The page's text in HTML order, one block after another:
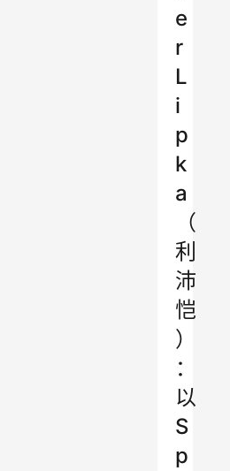
e
r
L
i
p
k
a
（
利
沛
恺
）
：
以
S
p